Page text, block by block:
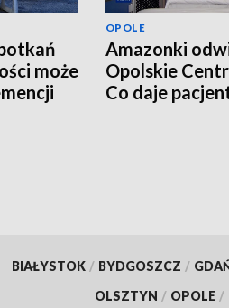
może
OPOLE
Amazonki
Opolskie
Co daje
BIAŁYSTOK / BYDGOSZCZ /
OLSZTYN / OPOLE /